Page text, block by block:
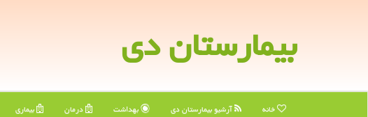
بیمارستان دی
خانه آرشیو بیمارستان دی بهداشت درمان بیماری